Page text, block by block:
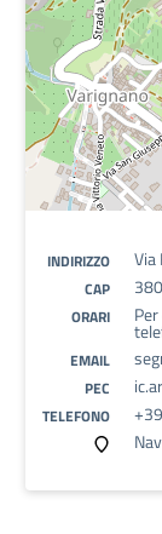
INDIRIZZO Via
CAP
ORARI
EMAIL
PEC
TELEFONO